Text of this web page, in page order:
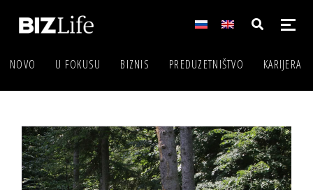
NOVO U FOKUSU BIZNIS PREDUZETNIŠTVO KARIJERA